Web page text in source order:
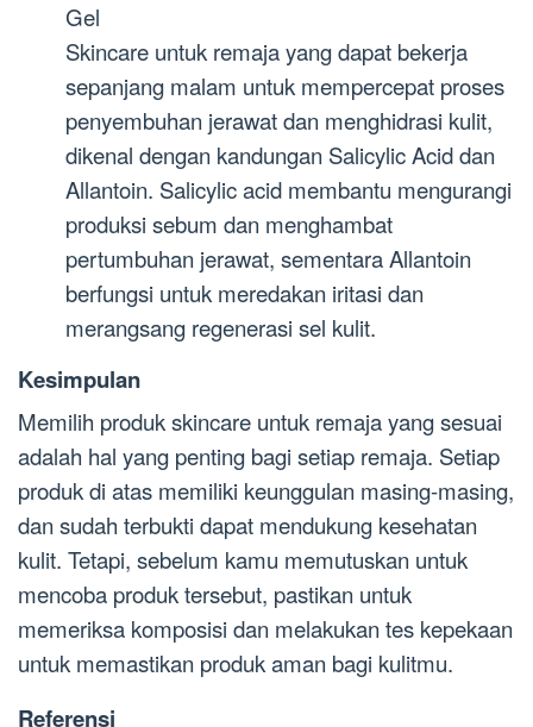
Gel
Skincare untuk remaja yang dapat bekerja
sepanjang malam untuk mempercepat proses
penyembuhan jerawat dan menghidrasi kulit,
dikenal dengan kandungan Salicylic Acid dan
Allantoin. Salicylic acid membantu mengurangi
produksi sebum dan menghambat
pertumbuhan jerawat, sementara Allantoin
berfungsi untuk meredakan iritasi dan
merangsang regenerasi sel kulit.
Kesimpulan
Memilih produk skincare untuk remaja yang sesuai
adalah hal yang penting bagi setiap remaja. Setiap
produk di atas memiliki keunggulan masing-masing,
dan sudah terbukti dapat mendukung kesehatan
kulit. Tetapi, sebelum kamu memutuskan untuk
mencoba produk tersebut, pastikan untuk
memeriksa komposisi dan melakukan tes kepekaan
untuk memastikan produk aman bagi kulitmu.
Referensi